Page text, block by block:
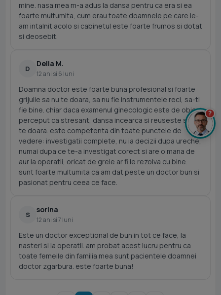
mine. nasa mea m-a adus la dansa pentru ca era si ea
foarte multumita, cum erau toate doamnele pe care le-
am intalnit acolo si cabinetul este foarte frumos si dotat
si deosebit.
D
Delia M.
12 ani si 6 luni
Doamna doctor este foarte buna profesional si foarte
grijulie sa nu te doara, sa nu fie instrumentele reci, sa-ti
fie bine. chiar daca examenul ginecologic este de obicei
perceput ca stresant, dansa incearca si reuseste sa nu
te doara. este competenta din toate punctele de
vedere: investigatii complete, nu ia decizii dupa ureche,
numai dupa ce te-a investigat corect si are o mana de
aur la operatii, oricat de grele ar fi le rezolva cu bine.
sunt foarte multumita ca am dat peste un doctor bun si
pasionat pentru ceea ce face.
S
sorina
12 ani si 7 luni
Este un doctor exceptional de bun in tot ce face, la
nasteri si la operatii. am probat acest lucru pentru ca
toate femeile din familia mea sunt pacientele doamnei
doctor zgarbura. este foarte buna!
?